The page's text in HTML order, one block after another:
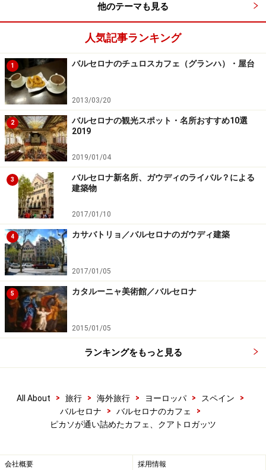
他のテーマも見る
人気記事ランキング
1 バルセロナのチュロスカフェ（グランハ）・屋台
2013/03/20
2
バルセロナの観光スポット・名所おすすめ10選
2019
2019/01/04
3
バルセロナ新名所、ガウディのライバル？による
建築物
2017/01/10
4 カサバトリョ／バルセロナのガウディ建築
2017/01/05
5 カタルーニャ美術館／バルセロナ
2015/01/05
ランキングをもっと見る
All About > 旅行 > 海外旅行 > ヨーロッパ > スペイン
>
バルセロナ
> バルセロナのカフェ
>
ピカソが通い詰めたカフェ、クアトロガッツ
会社概要 採用情報